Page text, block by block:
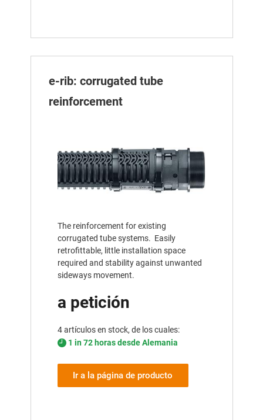
e-rib: corrugated tube
reinforcement
The reinforcement for existing
corrugated tube systems. Easily
retrofittable, little installation space
required and stability against unwanted
sideways movement.
a petición
4 artículos en stock, de los cuales:
1 in 72 horas desde Alemania
Ir a la página de producto